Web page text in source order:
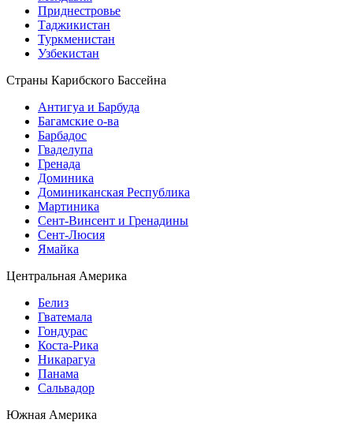
Приднестровье
Таджикистан
Туркменистан
Узбекистан
Страны Карибского Бассейна
Антигуа и Барбуда
Багамские о-ва
Барбадос
Гваделупа
Гренада
Доминика
Доминиканская Республика
Мартиника
Сент-Винсент и Гренадины
Сент-Люсия
Ямайка
Центральная Америка
Белиз
Гватемала
Гондурас
Коста-Рика
Никарагуа
Панама
Сальвадор
Южная Америка